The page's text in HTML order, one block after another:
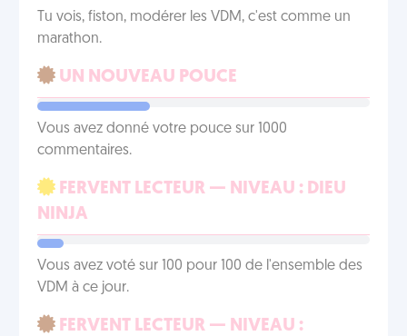
Tu vois, fiston, modérer les VDM, c'est comme un
marathon.
UN NOUVEAU POUCE
Vous avez donné votre pouce sur 1000
commentaires.
FERVENT LECTEUR — NIVEAU : DIEU
NINJA
Vous avez voté sur 100 pour 100 de l'ensemble des
VDM à ce jour.
FERVENT LECTEUR — NIVEAU :